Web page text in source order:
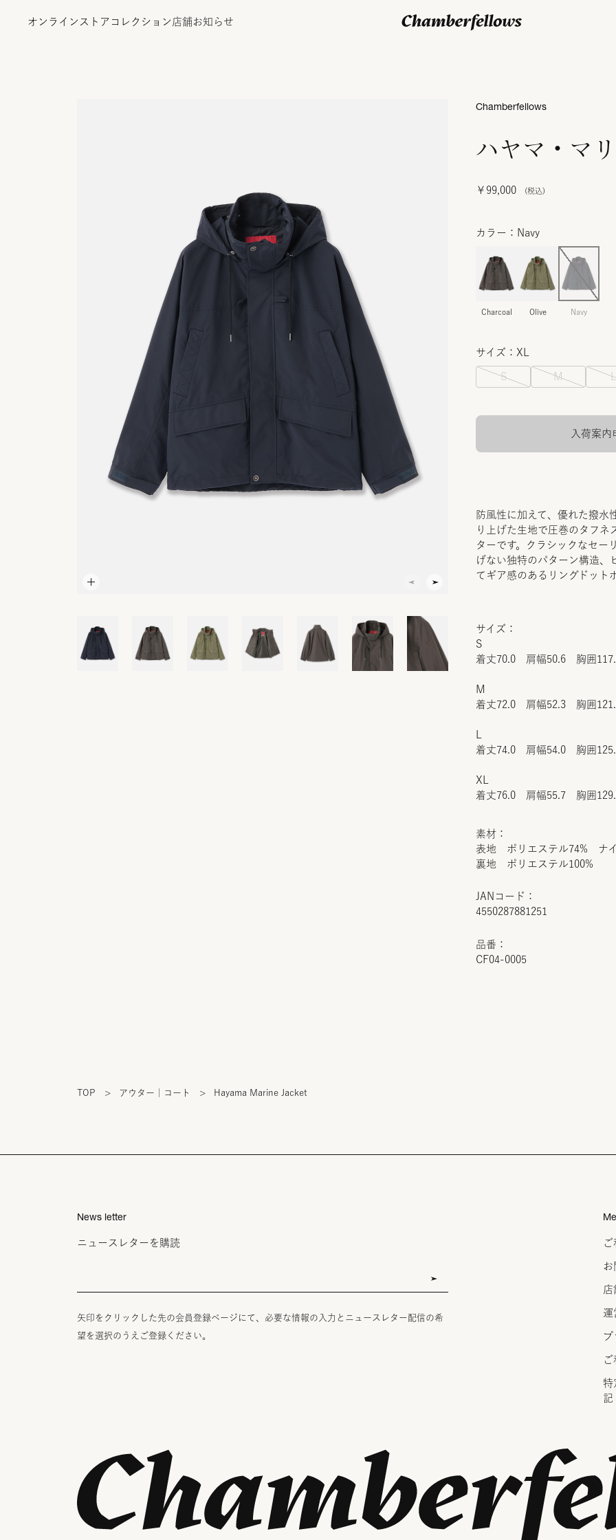
オンラインストア コレクション 店舗お知らせ
ハヤマ・マ
￥99,000
JANコード：
4550287881251
品番：
CF04-0005
Chamberfellows
カラー：Navy
Charcoal Olive Navy
サイズ：XL
S M L
入荷案内
防風性に加えて、優れた撥水
り上げた生地で圧巻のタフネ
ターです。クラシックなセー
げない独特のパターン構造、
てギア感のあるリングドット
サイズ：
S
着丈70.0 肩幅50.6 胸囲
M
着丈72.0 肩幅52.3 胸囲
着丈74.0 肩幅54.0 胸囲
XL
着丈76.0 肩幅55.7 胸囲
素材：
表地 ポリエステル74% ナ
裏地 ポリエステル100%
TOP > アウター｜コート > Hayama Marine Jacket
News letter
ニュースレターを購読
矢印をクリックした先の会員登録ページにて、必要な情報の入力とニュースレター配信の希
望を選択のうえご登録ください。
ご
お
店
運
プ
ご
特
記